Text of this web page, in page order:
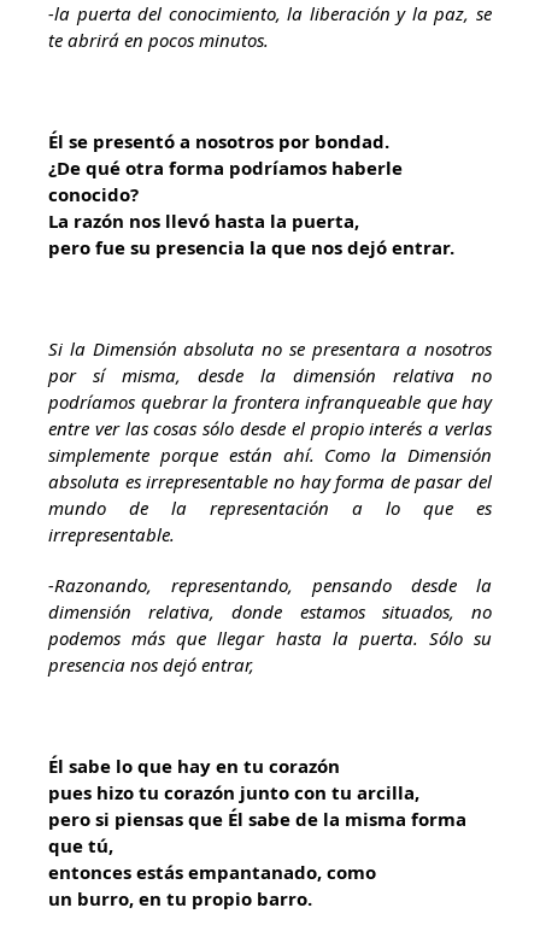
-la puerta del conocimiento, la liberación y la paz, se
te abrirá en pocos minutos.
Él se presentó a nosotros por bondad.
¿De qué otra forma podríamos haberle
conocido?
La razón nos llevó hasta la puerta,
pero fue su presencia la que nos dejó entrar.
Si la Dimensión absoluta no se presentara a nosotros
por sí misma, desde la dimensión relativa no
podríamos quebrar la frontera infranqueable que hay
entre ver las cosas sólo desde el propio interés a verlas
simplemente porque están ahí. Como la Dimensión
absoluta es irrepresentable no hay forma de pasar del
mundo de la representación a lo que es
irrepresentable.
-Razonando, representando, pensando desde la
dimensión relativa, donde estamos situados, no
podemos más que llegar hasta la puerta. Sólo su
presencia nos dejó entrar,
Él sabe lo que hay en tu corazón
pues hizo tu corazón junto con tu arcilla,
pero si piensas que Él sabe de la misma forma
que tú,
entonces estás empantanado, como
un burro, en tu propio barro.